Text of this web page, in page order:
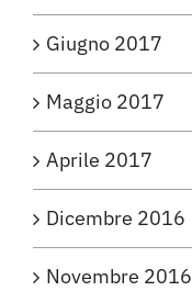
Giugno 2017
Maggio 2017
Aprile 2017
Dicembre 2016
Novembre 2016